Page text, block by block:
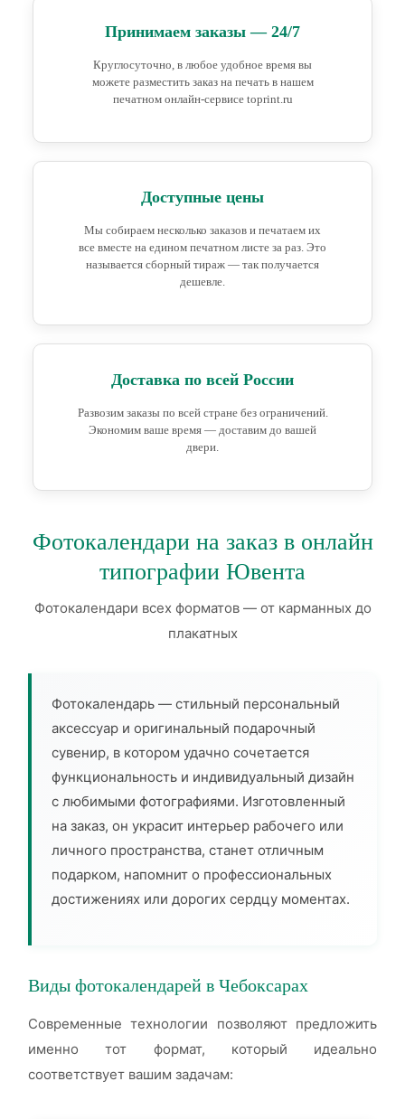
Принимаем заказы — 24/7
Круглосуточно, в любое удобное время вы
можете разместить заказ на печать в нашем
печатном онлайн-сервисе toprint.ru
Доступные цены
Мы собираем несколько заказов и печатаем их
все вместе на едином печатном листе за раз. Это
называется сборный тираж — так получается
дешевле.
Доставка по всей России
Развозим заказы по всей стране без ограничений.
Экономим ваше время — доставим до вашей
двери.
Фотокалендари на заказ в онлайн
типографии Ювента
Фотокалендари всех форматов — от карманных до
плакатных
Фотокалендарь — стильный персональный
аксессуар и оригинальный подарочный
сувенир, в котором удачно сочетается
функциональность и индивидуальный дизайн
с любимыми фотографиями. Изготовленный
на заказ, он украсит интерьер рабочего или
личного пространства, станет отличным
подарком, напомнит о профессиональных
достижениях или дорогих сердцу моментах.
Виды фотокалендарей в Чебоксарах
Современные технологии позволяют предложить
именно тот формат, который идеально
соответствует вашим задачам: